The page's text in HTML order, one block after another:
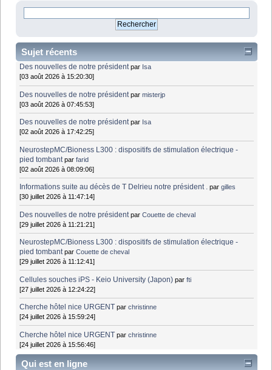
Sujet récents
Des nouvelles de notre président par Isa
[03 août 2026 à 15:20:30]
Des nouvelles de notre président parmisterjp
[03 août 2026 à 07:45:53]
Des nouvelles de notre président par Isa
[02 août 2026 à 17:42:25]
NeurostepMC/Bioness L300 : dispositifs de stimulation électrique -
pied tombant parfarid
[02 août 2026 à 08:09:06]
Informations suite au décès de T Delrieu notre président . pargilles
[30 juillet 2026 à 11:47:14]
Des nouvelles de notre président parCouette de cheval
[29 juillet 2026 à 11:21:21]
NeurostepMC/Bioness L300 : dispositifs de stimulation électrique -
pied tombant parCouette de cheval
[29 juillet 2026 à 11:12:41]
Cellules souches iPS - Keio University (Japon) parfti
[27 juillet 2026 à 12:24:22]
Cherche hôtel nice URGENT parchristinne
[24 juillet 2026 à 15:59:24]
Cherche hôtel nice URGENT parchristinne
[24 juillet 2026 à 15:56:46]
Qui est en ligne